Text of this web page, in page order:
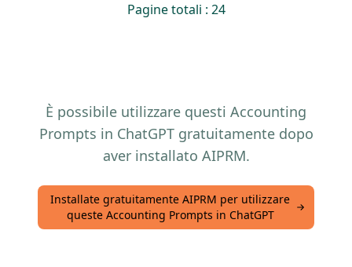
Pagine totali : 24
È possibile utilizzare questi Accounting
Prompts in ChatGPT gratuitamente dopo
aver installato AIPRM.
Installate gratuitamente AIPRM per utilizzare
queste Accounting Prompts in ChatGPT